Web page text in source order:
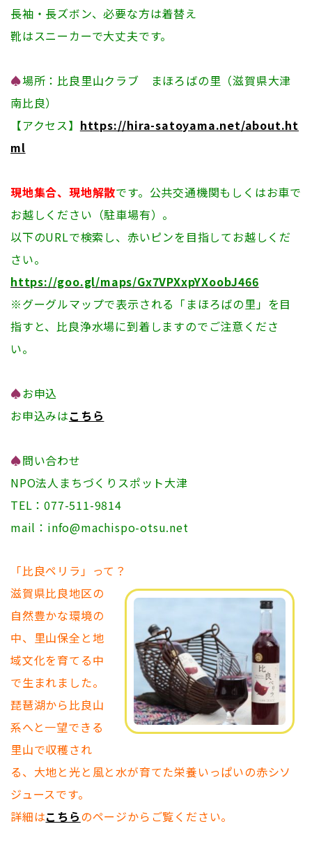
長袖・長ズボン、必要な方は着替え
靴はスニーカーで大丈夫です。
♠場所：比良里山クラブ まほろばの里（滋賀県大津
南比良）
【アクセス】 https://hira-satoyama.net/about.ht
ml
現地集合、現地解散です。公共交通機関もしくはお車で
お越しください（駐車場有）。
以下のURLで検索し、赤いピンを目指してお越しくだ
さい。
https://goo.gl/maps/Gx7VPXxpYXoobJ466
※グーグルマップで表示される「まほろばの里」を目
指すと、比良浄水場に到着しますのでご注意くださ
い。
♠お申込
お申込みはこちら
♠問い合わせ
NPO法人まちづくりスポット大津
TEL：077-511-9814
mail：info@machispo-otsu.net
「比良ペリラ」って？
滋賀県比良地区の
自然豊かな環境の
中、里山保全と地
域文化を育てる中
で生まれました。
琵琶湖から比良山
系へと一望できる
里山で収穫され
る、大地と光と風と水が育てた栄養いっぱいの赤シソ
ジュースです。
詳細はこちらのページからご覧ください。